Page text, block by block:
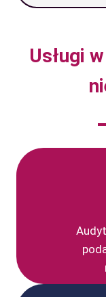
Usługi